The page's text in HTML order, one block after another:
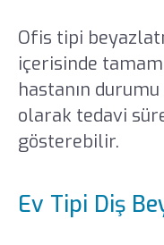
Ofis tipi
içerisinde
hastanın durumu
olarak tedavi
gösterebilir.
Ev Tipi Diş